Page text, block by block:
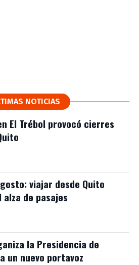
NOTICIAS
El Trébol provocó cierres
viajar desde Quito
de pasajes
la Presidencia de
un nuevo portavoz